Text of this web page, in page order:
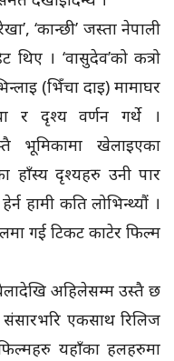
‘कान्छी’ जस्ता नेपाली
थिए । ‘वासुदेव’को कत्रो
(भिँचा दाइ) मामाघर
र दृश्य वर्णन गर्थे ।
भूमिकामा खेलाइएका
हाँस्य दृश्यहरु उनी पार
हामी कति लोभिन्थ्यौं ।
गई टिकट काटेर फिल्म
अहिलेसम्म उस्तै छ
एकसाथ रिलिज
यहाँका हलहरुमा